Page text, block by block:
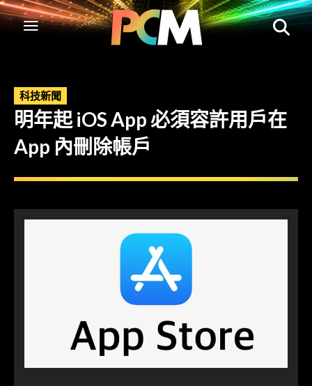
科技新聞
明年起 iOS App 必須容許用戶在
App 內刪除帳戶